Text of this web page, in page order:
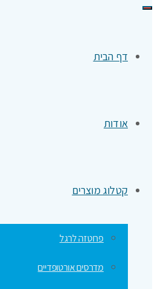
תפריט
דף הבית
אודות
קטלוג מוצרים
פרוטזה לרגל
מדרסים אורטופדיים